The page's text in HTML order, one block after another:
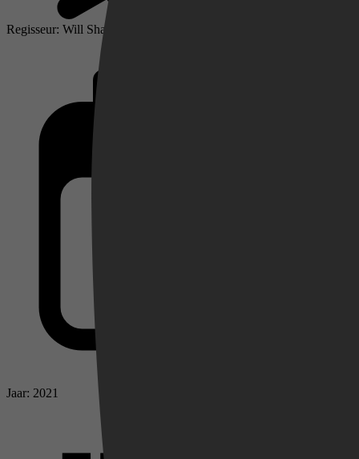
Regisseur: Will Sharpe
Jaar: 2021